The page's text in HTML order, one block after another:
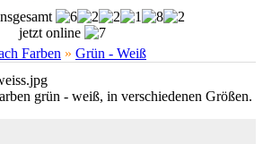
jetzt online
Farben » Grün - Weiß
grün - weiß, in verschiedenen Größen.